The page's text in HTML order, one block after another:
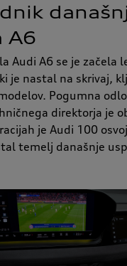
A6
Audi A6 se je začela
je nastal na skrivaj,
Pogumna
direktorja je
je Audi 100
temelj današnje